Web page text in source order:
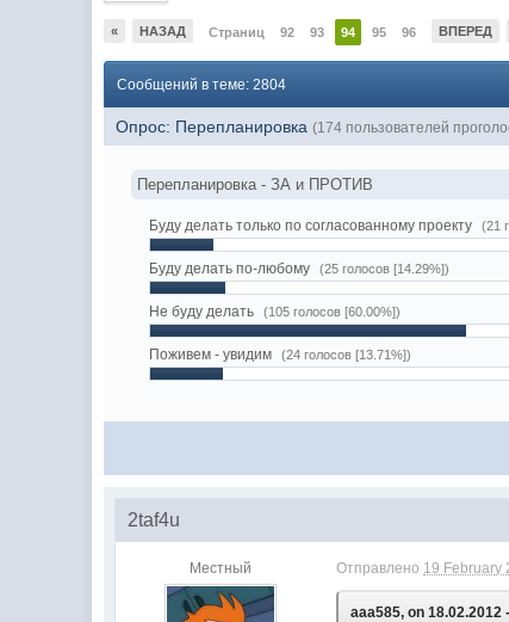
« НАЗАД Страниц 92 93 94 95 96 ВПЕРЕД
Сообщений в теме: 2804
Опрос: Перепланировка(174 пользователей
Перепланировка - ЗА и ПРОТИВ
Буду делать только по согласованному проекту (21
Буду делать по-любому (25 голосов [14.29%])
Не буду делать (105 голосов [60.00%])
Поживем - увидим (24 голосов [13.71%])
2taf4u
Местный Отправлено 19 February
aaa585, on 18.02.2012